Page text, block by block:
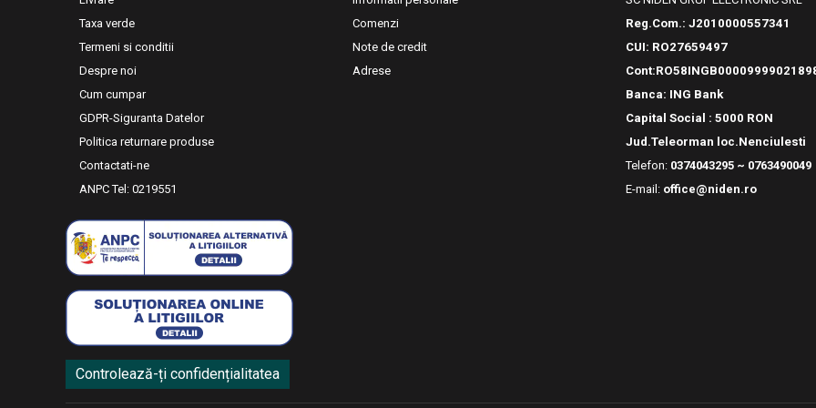
Taxa verde
Termeni si conditii
Despre noi
Cum cumpar
GDPR-Siguranta Datelor
Politica returnare produse
Contactati-ne
ANPC Tel: 0219551
Comenzi
Note de credit
Adrese
Reg.Com.: J2010000557341
CUI: RO27659497
Banca: ING Bank
Capital Social : 5000 RON
Jud.Teleorman loc.Nenciulesti
Telefon: 0374043295 ~ 0763490049
E-mail: office@niden.ro
Controlează-ți confidențialitatea